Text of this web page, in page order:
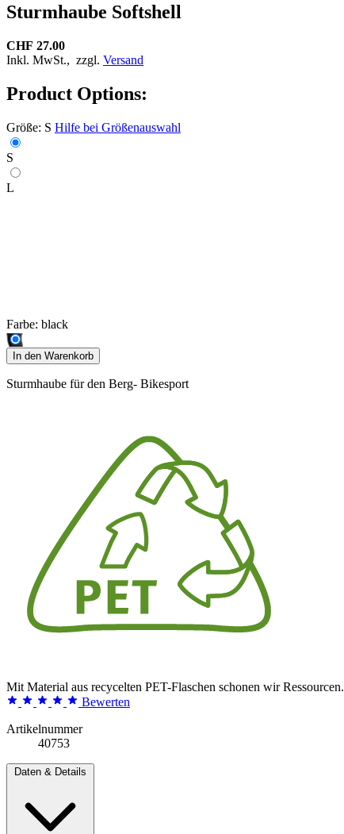
Sturmhaube Softshell
CHF 27.00
Inkl. MwSt., zzgl. Versand
Product Options:
Größe: S Hilfe bei Größenauswahl
S
L
Farbe: black
In den Warenkorb
Sturmhaube für den Berg- Bikesport
Mit Material aus recycelten PET-Flaschen schonen wir Ressourcen.
Bewerten
Artikelnummer
40753
Daten & Details